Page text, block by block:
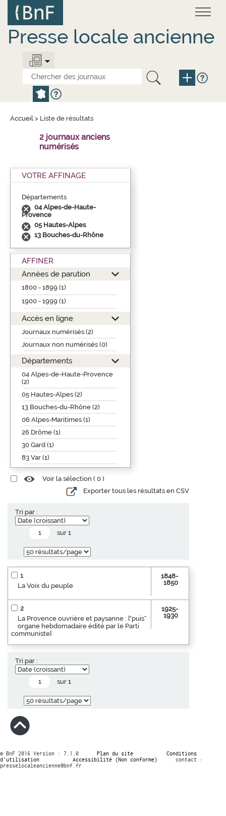
contenu
principal
Presse locale ancienne
Accueil > Liste de résultats
2 journaux anciens
numérisés
VOTRE AFFINAGE
Départements
04 Alpes-de-Haute-
Provence
05 Hautes-Alpes
13 Bouches-du-Rhône
AFFINER
Années de parution
1800 - 1899 (1)
1900 - 1999 (1)
Accès en ligne
Journaux numérisés (2)
Journaux non numérisés (0)
Départements
04 Alpes-de-Haute-Provence
(2)
05 Hautes-Alpes (2)
13 Bouches-du-Rhône (2)
06 Alpes-Maritimes (1)
26 Drôme (1)
30 Gard (1)
83 Var (1)
Voir la sélection ( 0 )
Exporter tous les résultats en CSV
Tri par :
sur 1
1
La Voix du peuple
1848-
1850
2
La Provence ouvrière et paysanne : ["puis"
organe hebdomadaire édité par le Parti
communiste]
1925-
1930
Tri par :
sur 1
© BnF 2016 Version : 7.1.0 Plan du site
Conditions
d’utilisation
Accessibilité (Non conforme)
contact :
presselocaleancienne@bnf.fr
Panneau de gestion des cookies